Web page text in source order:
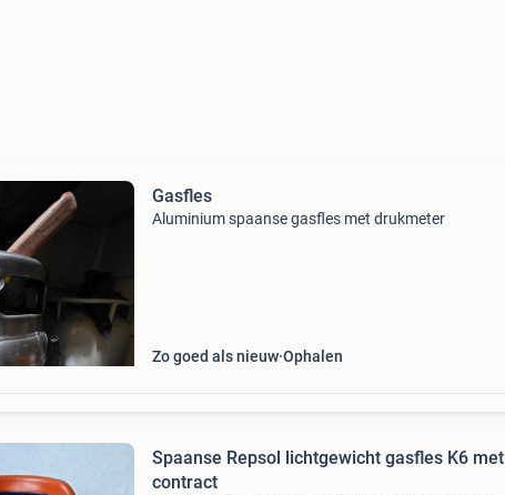
Gasfles
Aluminium spaanse gasfles met drukmeter
Zo goed als nieuw Ophalen
Spaanse Repsol lichtgewicht gasfles K6 met
contract